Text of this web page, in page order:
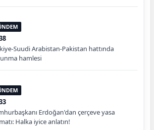
Suudi Arabistan-Pakistan hattında
hamlesi
Erdoğan'dan çerçeve yasa
Halka iyice anlatın!